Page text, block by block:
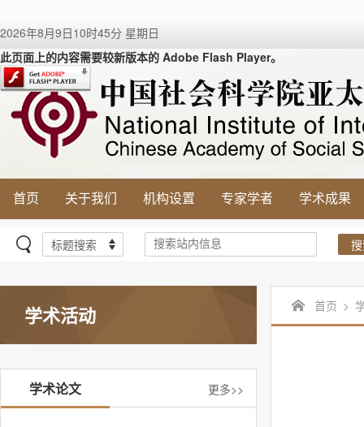
2026年8月9日10时45分 星期日
此页面上的内容需要较新版本的 Adobe Flash Player。
首页 关于我们 机构设置 专家学者 学术成果
学术活动
学术论文 更多>>
首页 >